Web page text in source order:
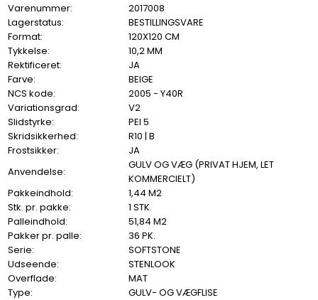
Varenummer:
2017008
Lagerstatus:
BESTILLINGSVARE
Format:
120X120 CM
Tykkelse:
10,2 MM
Rektificeret:
JA
Farve:
BEIGE
NCS kode:
2005 - Y40R
Variationsgrad:
V2
Slidstyrke:
PEI 5
Skridsikkerhed:
R10 | B
Frostsikker:
JA
Anvendelse:
GULV OG VÆG (PRIVAT HJEM, LET
KOMMERCIELT)
Pakkeindhold:
1,44 M2
Stk. pr. pakke:
1 STK.
Palleindhold:
51,84 M2
Pakker pr. palle:
36 PK.
Serie:
SOFTSTONE
Udseende:
STENLOOK
Overflade:
MAT
Type:
GULV- OG VÆGFLISE